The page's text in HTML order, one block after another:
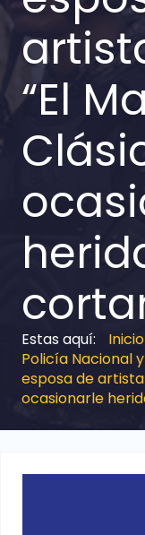
“El
Inicio
Policía Nacional
esposa de artista
ocasionarle